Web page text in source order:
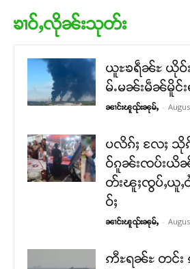
ၶၢဝ်ႇလိုၼ်းသုတ်း
ယူႊၶရဵၼ်ႊ ယိုဝ်
မ်ႉမၼ်းမဵၼ်မိူင်
ၼၢင်းၽူၺ်းၼုမ်ႇ -
ပလိၵ်ႈ လႄႈ သို
ဝ်ၵူၼ်းၸပ်းယိၼ်
တ်းၽူႈၸွပ်ႇယူႇ
ဝ်ႈ
ၼၢင်းၽူၺ်းၼုမ်ႇ -
ဢီႊရၼ်ႊ တင်း